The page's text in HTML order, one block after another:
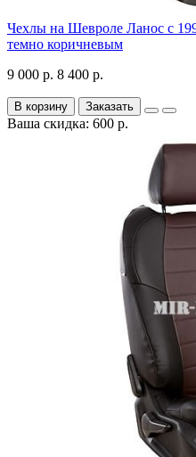
Чехлы на Шевроле Ланос с
темно коричневым
9 000 р. 8 400 р.
В корзину Заказать
Ваша скидка: 600 р.